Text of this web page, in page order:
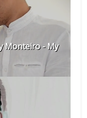
Monteiro - My